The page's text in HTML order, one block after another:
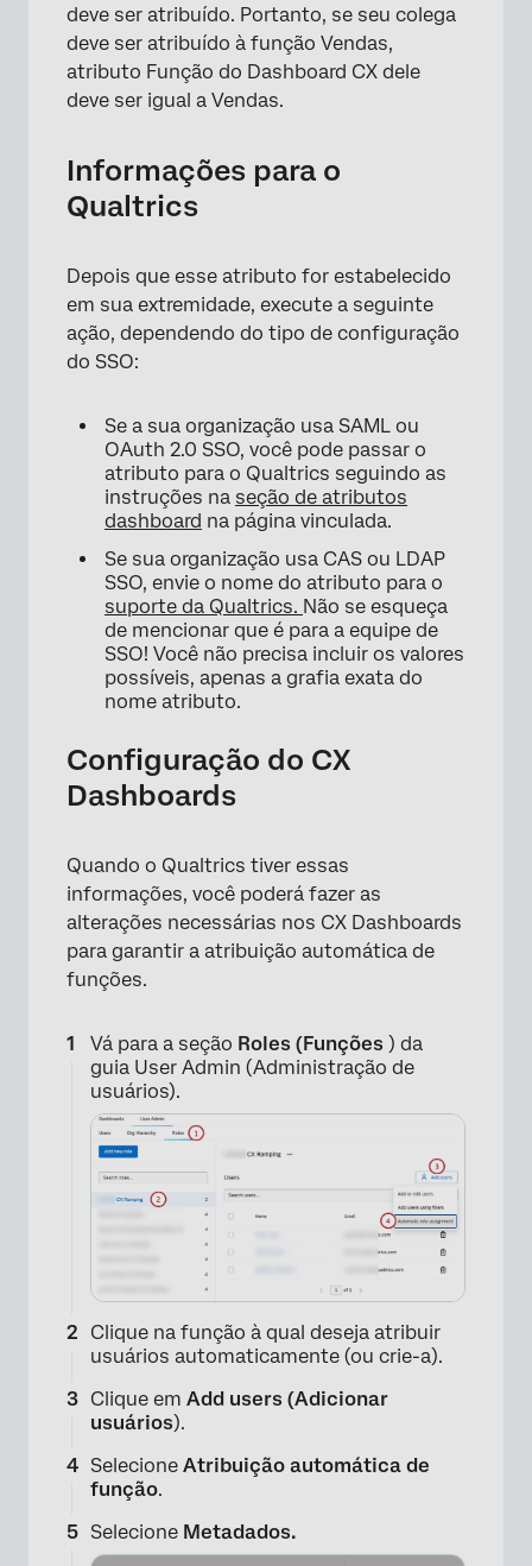
deve ser atribuído. Portanto, se seu colega
deve ser atribuído à função Vendas,
atributo Função do Dashboard CX dele
deve ser igual a Vendas.
Informações para o
Qualtrics
Depois que esse atributo for estabelecido
em sua extremidade, execute a seguinte
ação, dependendo do tipo de configuração
do SSO:
Se a sua organização usa SAML ou
OAuth 2.0 SSO, você pode passar o
atributo para o Qualtrics seguindo as
instruções na seção de atributos
dashboard na página vinculada.
Se sua organização usa CAS ou LDAP
SSO, envie o nome do atributo para o
suporte da Qualtrics. Não se esqueça
de mencionar que é para a equipe de
SSO! Você não precisa incluir os valores
possíveis, apenas a grafia exata do
nome atributo.
Configuração do CX
Dashboards
Quando o Qualtrics tiver essas
informações, você poderá fazer as
alterações necessárias nos CX Dashboards
para garantir a atribuição automática de
funções.
Vá para a seção Roles (Funções ) da
guia User Admin (Administração de
usuários).
Clique na função à qual deseja atribuir
usuários automaticamente (ou crie-a).
Clique em Add users (Adicionar
usuários).
Selecione Atribuição automática de
função.
Selecione Metadados.